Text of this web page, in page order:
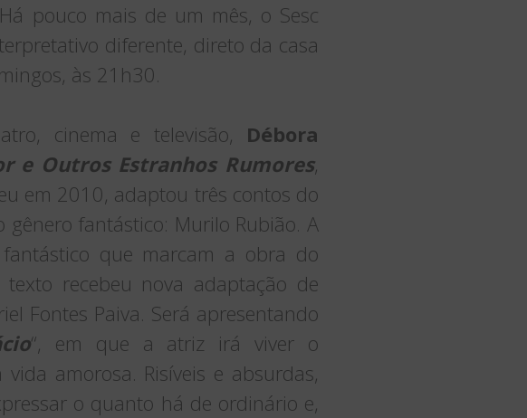
pouco mais de um mês, o Sesc
diferente, direto da casa
às 21h30.
cinema e televisão, Débora
e Outros Estranhos Rumores,
em 2010, adaptou três contos do
fantástico: Murilo Rubião. A
que marcam a obra do
recebeu nova adaptação de
Fontes Paiva. Será apresentando
“, em que a atriz irá viver o
amorosa. Risíveis e absurdas,
o quanto há de ordinário e,